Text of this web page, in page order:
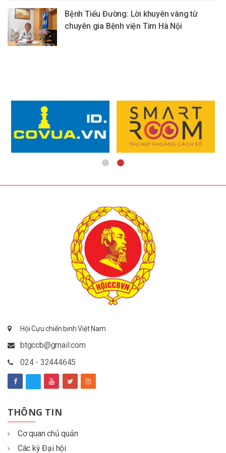
Bệnh Tiểu Đường: Lời khuyên vàng từ
chuyên gia Bệnh viện Tim Hà Nội
Hội Cựu chiến binh Việt Nam
btgccb@gmail.com
024 - 32444645
THÔNG TIN
Cơ quan chủ quản
Các kỳ Đại hội